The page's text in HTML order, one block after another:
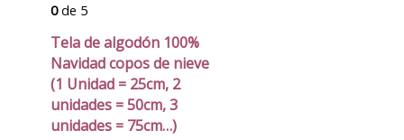
0de 5
Tela de algodón 100%
Navidad copos de nieve
(1 Unidad = 25cm, 2
unidades = 50cm, 3
unidades = 75cm…)